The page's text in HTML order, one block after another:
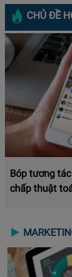
CHỦ ĐỀ
Bóp tương
chấp thuật